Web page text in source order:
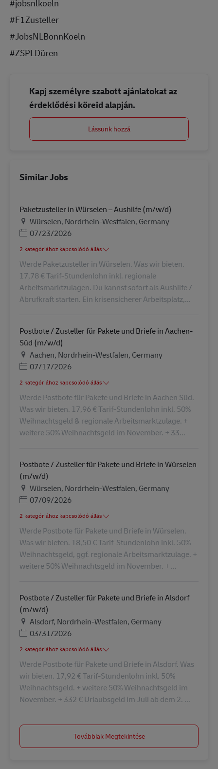
#jobsnlkoeln
#F1Zusteller
#JobsNLBonnKoeln
#ZSPLDüren
Kapj személyre szabott ajánlatokat az
érdeklődési köreid alapján.
Lássunk hozzá
Similar Jobs
Paketzusteller in Würselen – Aushilfe (m/w/d)
Helyszín
Würselen, Nordrhein-Westfalen, Germany
Posted Date
07/23/2026
2 kategóriához kapcsolódó állás
Werde Paketzusteller in Würselen. Was wir bieten.
17,78 € Tarif-Stundenlohn inkl. regionale
Arbeitsmarktzulagen. Du kannst sofort als Aushilfe /
Abrufkraft starten. Ein krisensicherer Arbeitsplatz,...
Postbote / Zusteller für Pakete und Briefe in Aachen-
Süd (m/w/d)
Helyszín
Aachen, Nordrhein-Westfalen, Germany
Posted Date
07/17/2026
2 kategóriához kapcsolódó állás
Werde Postbote für Pakete und Briefe in Aachen Süd.
Was wir bieten. 17,96 € Tarif-Stundenlohn inkl. 50%
Weihnachtsgeld & regionale Arbeitsmarktzulage. +
weitere 50% Weihnachtsgeld im November. + 33...
Postbote / Zusteller für Pakete und Briefe in Würselen
(m/w/d)
Helyszín
Würselen, Nordrhein-Westfalen, Germany
Posted Date
07/09/2026
2 kategóriához kapcsolódó állás
Werde Postbote für Pakete und Briefe in Würselen.
Was wir bieten. 18,50 € Tarif-Stundenlohn inkl. 50%
Weihnachtsgeld, ggf. regionale Arbeitsmarktzulage. +
weitere 50% Weihnachtsgeld im November. + ...
Postbote / Zusteller für Pakete und Briefe in Alsdorf
(m/w/d)
Helyszín
Alsdorf, Nordrhein-Westfalen, Germany
Posted Date
03/31/2026
2 kategóriához kapcsolódó állás
Werde Postbote für Pakete und Briefe in Alsdorf. Was
wir bieten. 17,92 € Tarif-Stundenlohn inkl. 50%
Weihnachtsgeld. + weitere 50% Weihnachtsgeld im
November. + 332 € Urlaubsgeld im Juli ab dem 2. ...
Továbbiak Megtekintése